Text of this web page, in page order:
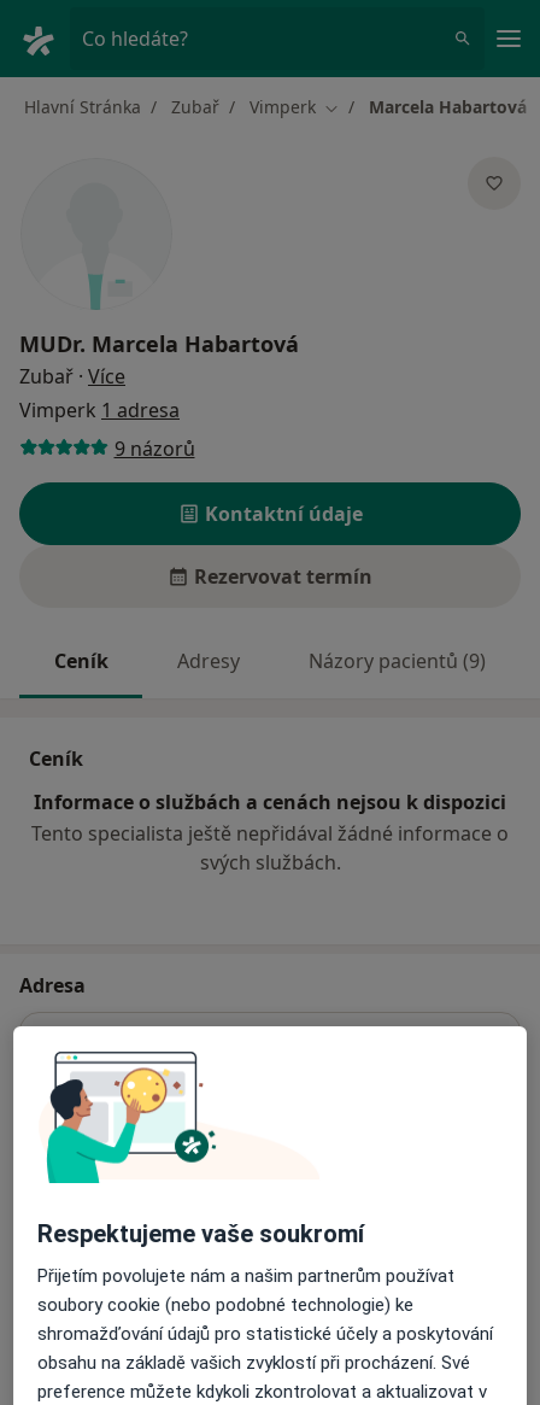
Co hledáte?
Hlavní Stránka Zubař Vimperk Změna města
Marcela Habartová
MUDr. Marcela Habartová
Zubař · Více
Vimperk 1 adresa
9 názorů
Kontaktní údaje
Rezervovat termín
Ceník Adresy Názory pacientů (9)
Ceník
Informace o službách a cenách nejsou k dispozici
Tento specialista ještě nepřidával žádné informace o
svých službách.
Adresa
Stomatologická ordinace
Nad Stadionem 484,
Přiblížit mapu
Dostupnost
Na této adrese online kalendář není aktivní
Co mám v takové situaci udělat?
Způsoby platby (soukromé návštěvy)
Na teto adrese lékař přijímá pacienty na pojišťovnu
Detaily
Respektujeme vaše soukromí
Přijetím povolujete nám a našim partnerům používat
soubory cookie (nebo podobné technologie) ke
shromažďování údajů pro statistické účely a poskytování
obsahu na základě vašich zvyklostí při procházení. Své
preference můžete kdykoli zkontrolovat a aktualizovat v